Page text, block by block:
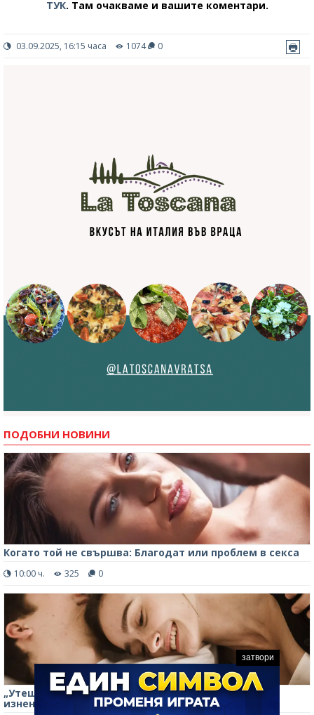
ТУК. Там очакваме и вашите коментари.
03.09.2025, 16:15 часа 1074 0
ПОДОБНИ НОВИНИ
Когато той не свършва: Благодат или проблем в секса
10:00 ч. 325 0
„Утешителната награда“ в секса, която мъжете
изненадващо предпочитат пред оралната любов
затвори